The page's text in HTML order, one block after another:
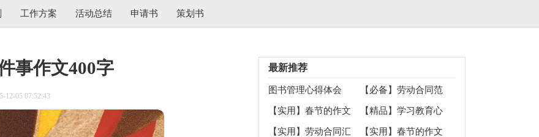
工作方案 活动总结 申请书 策划书
事作文400字
12-05 07:52:43
最新推荐
图书管理心得体会
【必备】劳动合同范
文9篇
【实用】春节的作文
600字锦集八篇
【精品】学习教育心
得体会3篇
【实用】劳动合同汇
【实用】春节的作文